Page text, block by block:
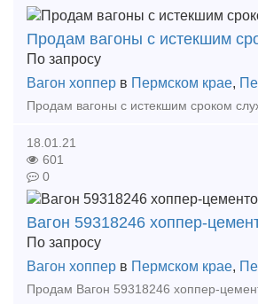
Продам вагоны с истекшим
По запросу
Вагон хоппер в Пермском крае,
18.01.21
601
0
Вагон 59318246 хоппер-
По запросу
Вагон хоппер в Пермском крае,